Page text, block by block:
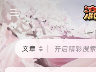
文章 开启精彩搜索